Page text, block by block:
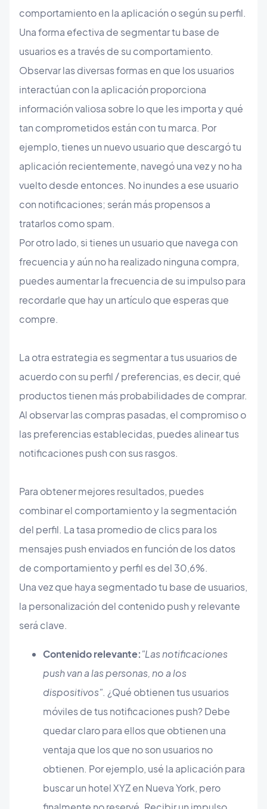
comportamiento en la aplicación o según su perfil.
Una forma efectiva de segmentar tu base de
usuarios es a través de su comportamiento.
Observar las diversas formas en que los usuarios
interactúan con la aplicación proporciona
información valiosa sobre lo que les importa y qué
tan comprometidos están con tu marca. Por
ejemplo, tienes un nuevo usuario que descargó tu
aplicación recientemente, navegó una vez y no ha
vuelto desde entonces. No inundes a ese usuario
con notificaciones; serán más propensos a
tratarlos como spam.
Por otro lado, si tienes un usuario que navega con
frecuencia y aún no ha realizado ninguna compra,
puedes aumentar la frecuencia de su impulso para
recordarle que hay un artículo que esperas que
compre.
La otra estrategia es segmentar a tus usuarios de
acuerdo con su perfil / preferencias, es decir, qué
productos tienen más probabilidades de comprar.
Al observar las compras pasadas, el compromiso o
las preferencias establecidas, puedes alinear tus
notificaciones push con sus rasgos.
Para obtener mejores resultados, puedes
combinar el comportamiento y la segmentación
del perfil. La tasa promedio de clics para los
mensajes push enviados en función de los datos
de comportamiento y perfil es del 30,6%.
Una vez que haya segmentado tu base de usuarios,
la personalización del contenido push y relevante
será clave.
Contenido relevante:"Las notificaciones
push van a las personas, no a los
dispositivos". ¿Qué obtienen tus usuarios
móviles de tus notificaciones push? Debe
quedar claro para ellos que obtienen una
ventaja que los que no son usuarios no
obtienen. Por ejemplo, usé la aplicación para
buscar un hotel XYZ en Nueva York, pero